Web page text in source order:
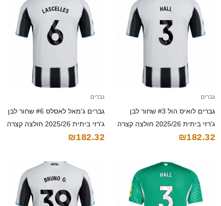
גברים
גברים לואיס הול #3 שחור לבן
ג'רזי ביתית 2025/26 חולצה קצרה
₪182.32
גברים
גברים ג'מאל לאסלס #6 שחור לבן
ג'רזי ביתית 2025/26 חולצה קצרה
₪182.32